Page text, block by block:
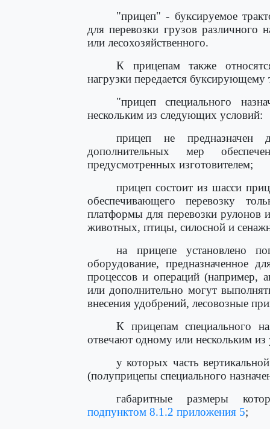
"прицеп" - буксируемое
для перевозки грузов различного
или лесохозяйственного.
К прицепам также
нагрузки передается
"прицеп специального
нескольким из следующих условий:
прицеп не
дополнительных мер
предусмотренных изготовителем;
прицеп состоит из шасси
обеспечивающего перевозку
платформы для перевозки рулонов
животных, птицы, силосной и
на прицепе установлено
оборудование, предназначенное
процессов и операций (например,
или дополнительно могут
внесения удобрений, лесовозные
К прицепам специального
отвечают одному или нескольким
у которых часть
(полуприцепы специального
габаритные размеры
подпунктом 8.1.2 приложения 5;